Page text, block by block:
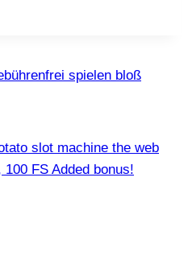
spielen bloß
slot machine the web
FS Added bonus!